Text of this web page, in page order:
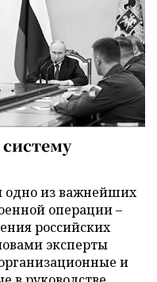
одно из важнейших
операции –
российских
эксперты
и